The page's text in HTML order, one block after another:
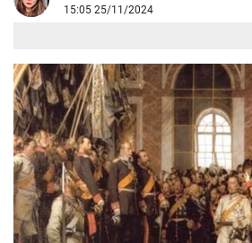
15:05 25/11/2024